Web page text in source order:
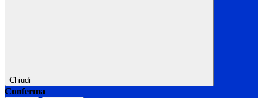
Chiudi
Conferma